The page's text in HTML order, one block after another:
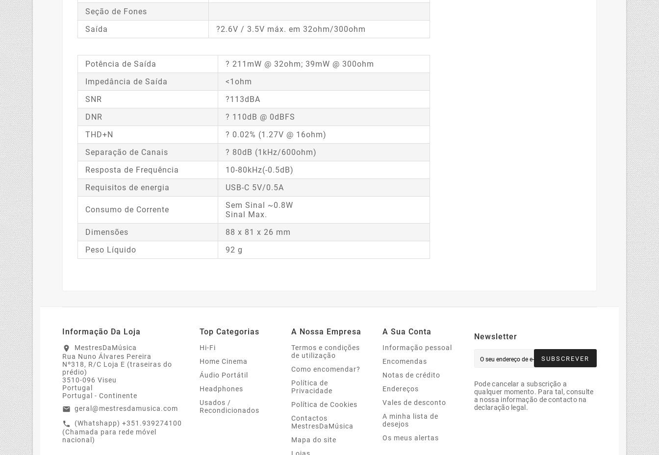
Seção de Fones
Saída
?2.6V / 3.5V máx. em 32ohm/300ohm
Potência de Saída
? 211mW @ 32ohm; 39mW @ 300ohm
Impedância de Saída
<1ohm
SNR
?113dBA
DNR
? 110dB @ 0dBFS
THD+N
? 0.02% (1.27V @ 16ohm)
Separação de Canais
? 80dB (1kHz/600ohm)
Resposta de Frequência
10-80kHz(-0.5dB)
Requisitos de energia
USB-C 5V/0.5A
Consumo de Corrente
Sem Sinal ~0.8W
Sinal Max.
Dimensões
88 x 81 x 26 mm
Peso Líquido
92 g
Informação Da Loja
location_on
MestresDaMúsica
Rua Nuno Álvares Pereira
Nº318, R/C Loja E (traseiras do
prédio)
3510-096 Viseu
Portugal
Portugal - Continente
email geral@mestresdamusica.com
call
(Whatshapp) +351.939274100
(Chamada para rede móvel
nacional)
Top Categorias
Hi-Fi
Home Cinema
Áudio Portátil
Headphones
Usados /
Recondicionados
A Nossa Empresa
Termos e condições
de utilização
Como encomendar?
Política de
Privacidade
Política de Cookies
Contactos
MestresDaMúsica
Mapa do site
A Sua Conta
Informação pessoal
Encomendas
Notas de crédito
Endereços
Vales de desconto
A minha lista de
desejos
Os meus alertas
Newsletter
SUBSCREVER
Pode cancelar a subscrição a
qualquer momento. Para tal, consulte
a nossa informação de contacto na
declaração legal.